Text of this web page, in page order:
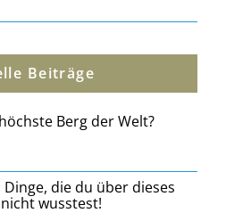
Beiträge
Berg der Welt?
Dinge, die du über dieses
wusstest!